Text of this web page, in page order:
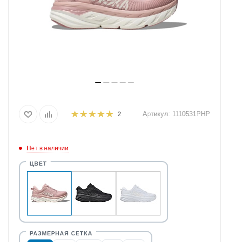
2 Артикул: 1110531PHP
Нет в наличии